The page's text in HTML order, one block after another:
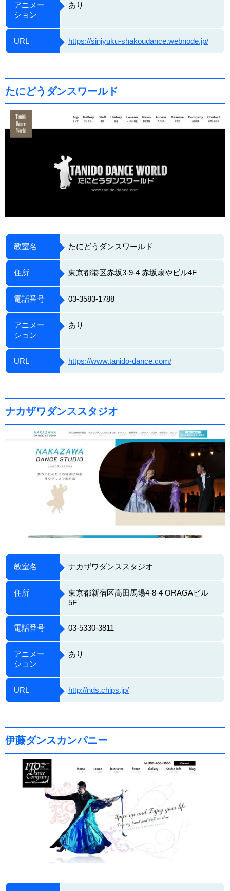
アニメー
ション
あり
URL https://sinjyuku-shakoudance.webnode.jp/
たにどうダンスワールド
教室名 たにどうダンスワールド
住所 東京都港区赤坂3-9-4 赤坂扇やビル4F
電話番号 03-3583-1788
アニメー
ション
あり
URL https://www.tanido-dance.com/
ナカザワダンススタジオ
教室名 ナカザワダンススタジオ
住所
東京都新宿区高田馬場4-8-4 ORAGAビル
5F
電話番号 03-5330-3811
アニメー
ション
あり
URL http://nds.chips.jp/
伊藤ダンスカンパニー